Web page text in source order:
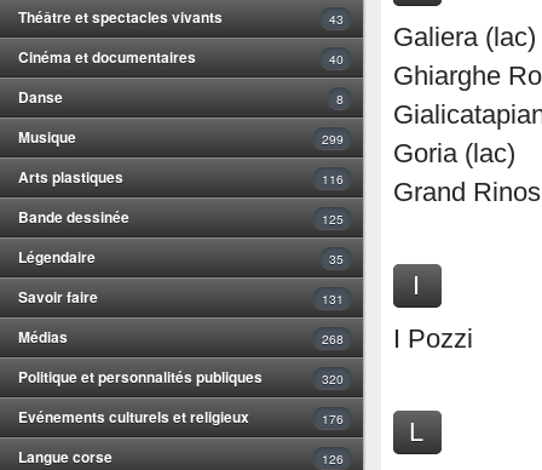
Théâtre et spectacles vivants 43
Cinéma et documentaires 40
Danse 8
Musique 299
Arts plastiques 116
Bande dessinée 125
Légendaire 35
Savoir faire 131
Médias 268
Politique et personnalités publiques 320
Evénements culturels et religieux 176
Langue corse 126
Galiera (lac)
Ghiarghe
Goria (lac)
Grand
I
I Pozzi
L